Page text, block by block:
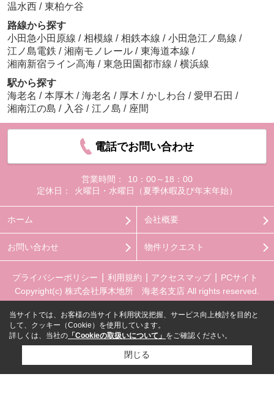
温水西 / 東柏ケ谷
路線から探す
小田急小田原線 / 相模線 / 相鉄本線 / 小田急江ノ島線 /
江ノ島電鉄 / 湘南モノレール / 東海道本線 /
湘南新宿ライン高海 / 東急田園都市線 / 横浜線
駅から探す
海老名 / 本厚木 / 海老名 / 厚木 / かしわ台 / 愛甲石田 /
湘南江の島 / 入谷 / 江ノ島 / 座間
電話でお問い合わせ
営業時間：
10：00～18：00
定休日：
火曜日・水曜日（夏季休暇及び年末年始）
ホーム 会社概要
お問い合わせ 物件リクエスト
プライバシーポリシー 利用規約 アクセスマップ
PCサイト
Copyright(c) 株式会社厚木地所 海老名支店 All rights reserved.
当サイトでは、お客様の当サイト利用状況把握、サービス向上検討を目的と
して、クッキー（Cookie）を使用しています。
詳しくは、当社の 「Cookieの取扱いについて」 をご確認ください。
閉じる